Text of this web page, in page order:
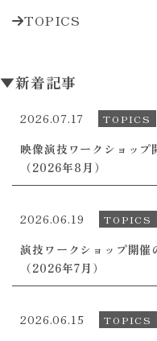
TOPICS
▼新着記事
2026.07.17 TOPICS
映像演技ワークショップ
（2026年8月）
2026.06.19 TOPICS
演技ワークショップ開催
（2026年7月）
2026.06.15 TOPICS